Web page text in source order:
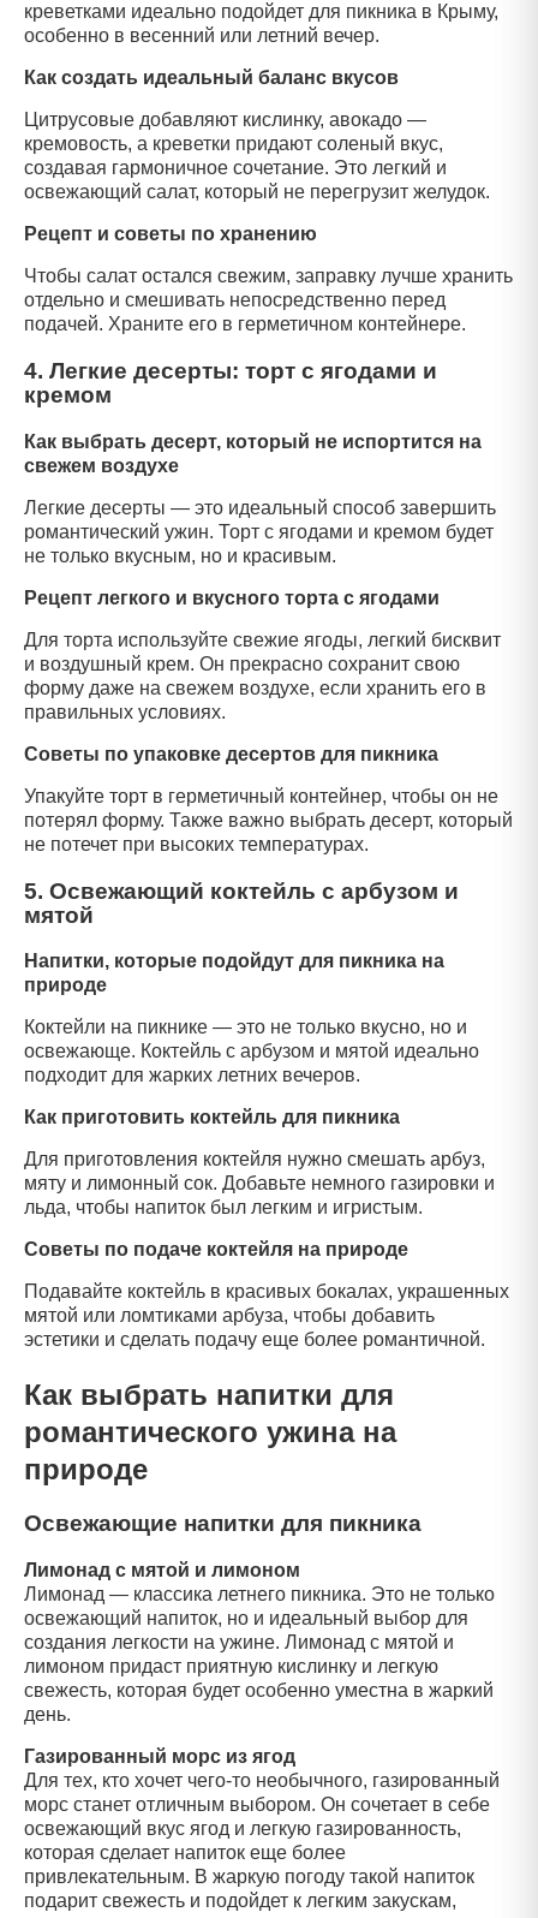
креветками идеально подойдет для пикника в Крыму,
особенно в весенний или летний вечер.
Как создать идеальный баланс вкусов
Цитрусовые добавляют кислинку, авокадо —
кремовость, а креветки придают соленый вкус,
создавая гармоничное сочетание. Это легкий и
освежающий салат, который не перегрузит желудок.
Рецепт и советы по хранению
Чтобы салат остался свежим, заправку лучше хранить
отдельно и смешивать непосредственно перед
подачей. Храните его в герметичном контейнере.
4. Легкие десерты: торт с ягодами и
кремом
Как выбрать десерт, который не испортится на
свежем воздухе
Легкие десерты — это идеальный способ завершить
романтический ужин. Торт с ягодами и кремом будет
не только вкусным, но и красивым.
Рецепт легкого и вкусного торта с ягодами
Для торта используйте свежие ягоды, легкий бисквит
и воздушный крем. Он прекрасно сохранит свою
форму даже на свежем воздухе, если хранить его в
правильных условиях.
Советы по упаковке десертов для пикника
Упакуйте торт в герметичный контейнер, чтобы он не
потерял форму. Также важно выбрать десерт, который
не потечет при высоких температурах.
5. Освежающий коктейль с арбузом и
мятой
Напитки, которые подойдут для пикника на
природе
Коктейли на пикнике — это не только вкусно, но и
освежающе. Коктейль с арбузом и мятой идеально
подходит для жарких летних вечеров.
Как приготовить коктейль для пикника
Для приготовления коктейля нужно смешать арбуз,
мяту и лимонный сок. Добавьте немного газировки и
льда, чтобы напиток был легким и игристым.
Советы по подаче коктейля на природе
Подавайте коктейль в красивых бокалах, украшенных
мятой или ломтиками арбуза, чтобы добавить
эстетики и сделать подачу еще более романтичной.
Как выбрать напитки для
романтического ужина на
природе
Освежающие напитки для пикника
Лимонад с мятой и лимоном
Лимонад — классика летнего пикника. Это не только
освежающий напиток, но и идеальный выбор для
создания легкости на ужине. Лимонад с мятой и
лимоном придаст приятную кислинку и легкую
свежесть, которая будет особенно уместна в жаркий
день.
Газированный морс из ягод
Для тех, кто хочет чего-то необычного, газированный
морс станет отличным выбором. Он сочетает в себе
освежающий вкус ягод и легкую газированность,
которая сделает напиток еще более
привлекательным. В жаркую погоду такой напиток
подарит свежесть и подойдет к легким закускам,